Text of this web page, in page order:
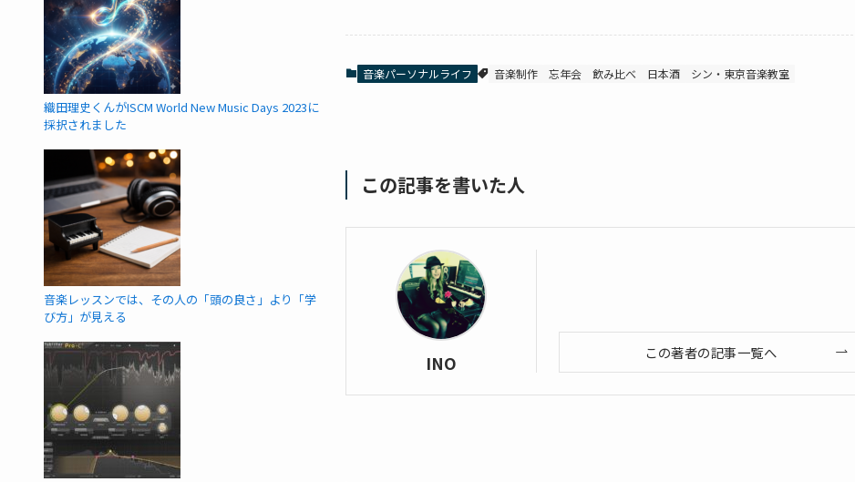
音楽パーソナルライフ 音楽制作 忘年会 飲み比べ 日本酒 シン・東京音楽教室
この記事を書いた人
INO この著者の記事一覧へ
織田理史くんがISCM World New Music Days 2023に
採択されました
音楽レッスンでは、その人の「頭の良さ」より「学
び方」が見える